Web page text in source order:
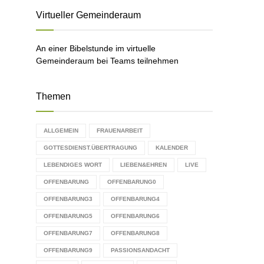
Virtueller Gemeinderaum
An einer Bibelstunde im virtuelle
Gemeinderaum bei Teams teilnehmen
Themen
ALLGEMEIN FRAUENARBEIT
GOTTESDIENST.ÜBERTRAGUNG KALENDER
LEBENDIGES WORT LIEBEN&EHREN LIVE
OFFENBARUNG OFFENBARUNG0
OFFENBARUNG3 OFFENBARUNG4
OFFENBARUNG5 OFFENBARUNG6
OFFENBARUNG7 OFFENBARUNG8
OFFENBARUNG9 PASSIONSANDACHT